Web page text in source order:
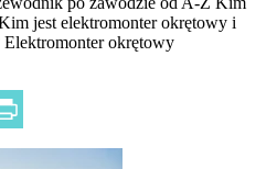
jest elektromonter okrętowy i
okrętowy